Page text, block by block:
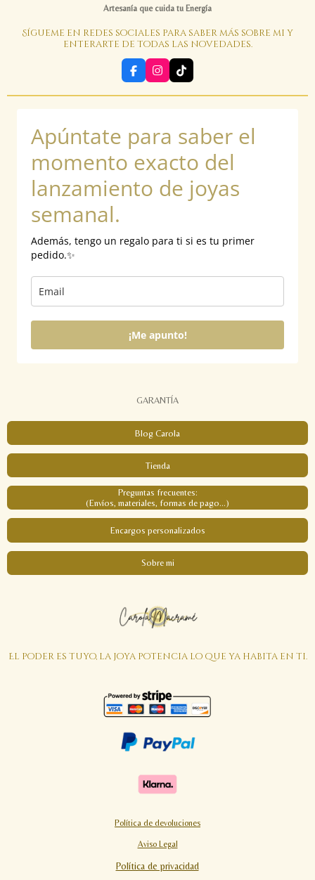
Artesanía que cuida tu Energía
Sígueme en redes sociales para saber más sobre mi y
enterarte de todas las novedades.
F
a
c
o
I
n
s
r
m
T
i
k
Apúntate para saber el
momento exacto del
lanzamiento de joyas
semanal.
Además, tengo un regalo para ti si es tu primer
pedido.✨
¡Me apunto!
GARANTÍA
Blog Carola
Tienda
Preguntas frecuentes:
(Envíos, materiales, formas de pago...)
Encargos personalizados
Sobre mi
El poder es tuyo, la joya potencia lo que ya habita en ti.
Política de devoluciones
Aviso Legal
Política de privacidad